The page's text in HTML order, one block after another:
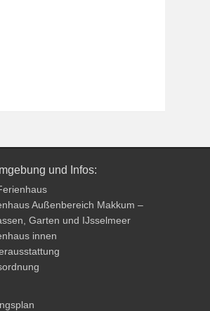
und Infos:
Außenbereich Makkum –
Garten und IJsselmeer
innen